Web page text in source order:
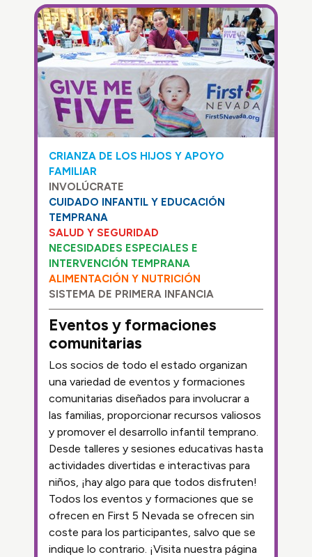
CRIANZA DE LOS HIJOS Y APOYO
FAMILIAR
INVOLÚCRATE
CUIDADO INFANTIL Y EDUCACIÓN
TEMPRANA
SALUD Y SEGURIDAD
NECESIDADES ESPECIALES E
INTERVENCIÓN TEMPRANA
ALIMENTACIÓN Y NUTRICIÓN
SISTEMA DE PRIMERA INFANCIA
Eventos y formaciones
comunitarias
Los socios de todo el estado organizan
una variedad de eventos y formaciones
comunitarias diseñados para involucrar a
las familias, proporcionar recursos valiosos
y promover el desarrollo infantil temprano.
Desde talleres y sesiones educativas hasta
actividades divertidas e interactivas para
niños, ¡hay algo para que todos disfruten!
Todos los eventos y formaciones que se
ofrecen en First 5 Nevada se ofrecen sin
coste para los participantes, salvo que se
indique lo contrario. ¡Visita nuestra página